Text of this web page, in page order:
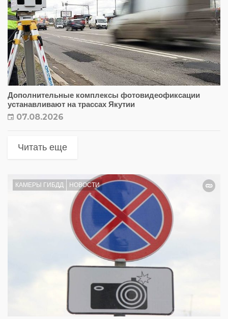
Дополнительные комплексы фотовидеофиксации
устанавливают на трассах Якутии
07.08.2026
Читать еще
КАМЕРЫ ГИБДД НОВОСТИ